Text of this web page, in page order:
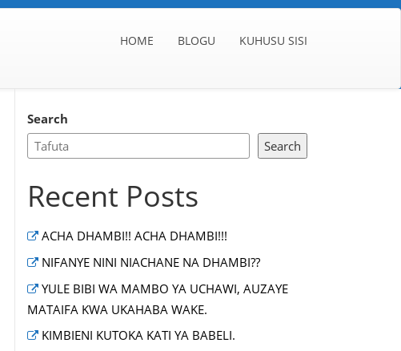
HOME BLOGU KUHUSU SISI
Search
Search
Recent Posts
ACHA DHAMBI!! ACHA DHAMBI!!!
NIFANYE NINI NIACHANE NA DHAMBI??
YULE BIBI WA MAMBO YA UCHAWI, AUZAYE
MATAIFA KWA UKAHABA WAKE.
KIMBIENI KUTOKA KATI YA BABELI.